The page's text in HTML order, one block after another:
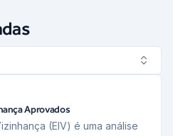
Aprovados
(EIV) é uma análise